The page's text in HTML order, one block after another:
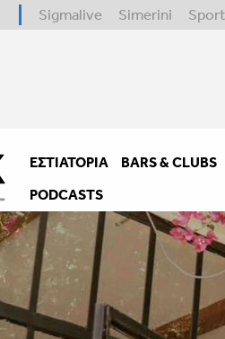
Sigmalive Simerini
ΕΣΤΙΑΤΌΡΙΑ BARS & CLUBS
PODCASTS